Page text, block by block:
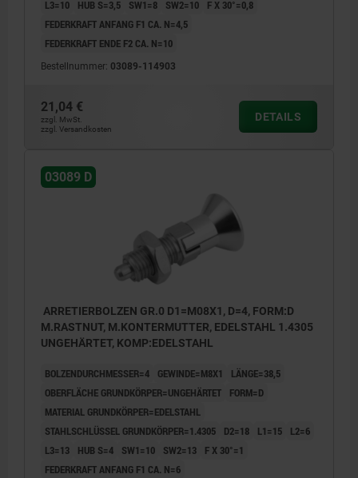
L3=10 HUB S=3,5 SW1=8 SW2=10
F X 30°=0,8
FEDERKRAFT ANFANG F1 CA. N=4,5
FEDERKRAFT ENDE F2 CA. N=10
Bestellnummer: 03089-114903
21,04 €
zzgl. MwSt.
zzgl. Versandkosten
DETAILS
03089 D
ARRETIERBOLZEN GR.0 D1=M08X1, D=4, FORM:D
M.RASTNUT, M.KONTERMUTTER, EDELSTAHL 1.4305
UNGEHÄRTET, KOMP:EDELSTAHL
BOLZENDURCHMESSER=4 GEWINDE=M8X1
LÄNGE=38,5
OBERFLÄCHE GRUNDKÖRPER=UNGEHÄRTET
FORM=D
MATERIAL GRUNDKÖRPER=EDELSTAHL
STAHLSCHLÜSSEL GRUNDKÖRPER=1.4305
D2=18 L1=15
L2=6
L3=13
HUB S=4 SW1=10 SW2=13
F X 30°=1
FEDERKRAFT ANFANG F1 CA. N=6